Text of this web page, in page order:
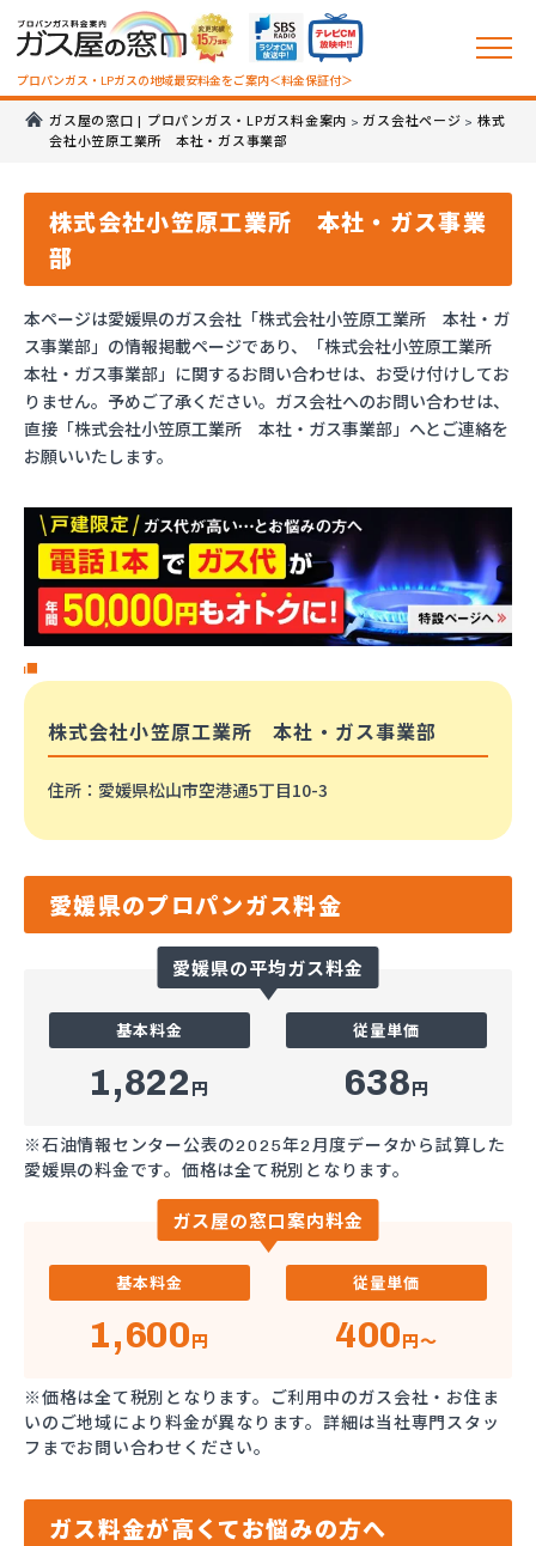
プロパンガス・LPガスの地域最安料金をご案内＜料金保証付＞
ガス屋の窓口 | プロパンガス・LPガス料金案内 >ガス会社ページ > 株式
会社小笠原工業所 本社・ガス事業部
株式会社小笠原工業所 本社・ガス事業
部
本ページは愛媛県のガス会社「株式会社小笠原工業所 本社・ガ
ス事業部」の情報掲載ページであり、「株式会社小笠原工業所
本社・ガス事業部」に関するお問い合わせは、お受け付けしてお
りません。予めご了承ください。ガス会社へのお問い合わせは、
直接「株式会社小笠原工業所 本社・ガス事業部」へとご連絡を
お願いいたします。
株式会社小笠原工業所 本社・ガス事業部
住所 ：愛媛県松山市空港通5丁目10-3
愛媛県のプロパンガス料金
愛媛県の平均ガス料金
基本料金
1,822 円
従量単価
638円
※石油情報センター公表の2025年2月度データから試算した
愛媛県の料金です。価格は全て税別となります。
ガス屋の窓口案内料金
基本料金
1,600円
従量単価
400円～
※価格は全て税別となります。ご利用中のガス会社・お住ま
いのご地域により料金が異なります。詳細は当社専門スタッ
フまでお問い合わせください。
ガス料金が高くてお悩みの方へ